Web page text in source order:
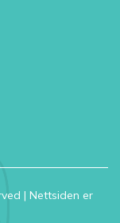
| Nettsiden er